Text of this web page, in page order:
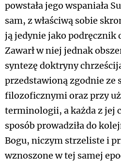
powstała jego wspaniała
sam, z właściwą sobie
ją jedynie jako podręcznik
Zawarł w niej jednak
syntezę doktryny
przedstawioną zgodnie ze
filozoficznymi oraz przy
terminologii, a każda z jej
sposób prowadziła do
Bogu, niczym strzeliste i
wznoszone w tej samej